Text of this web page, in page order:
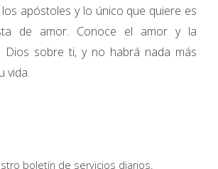
apóstoles y lo único que quiere es
de amor. Conoce el amor y la
Dios sobre ti, y no habrá nada más
vida.
boletín de servicios diarios.